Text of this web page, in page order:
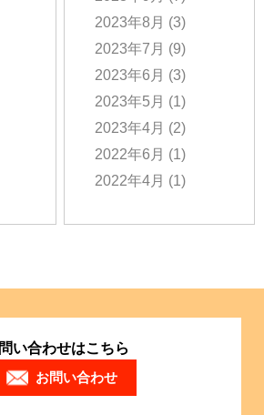
2023年8月 (3)
2023年7月 (9)
2023年6月 (3)
2023年5月 (1)
2023年4月 (2)
2022年6月 (1)
2022年4月 (1)
い合わせはこちら
お問い合わせ